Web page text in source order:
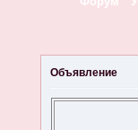
Объявление